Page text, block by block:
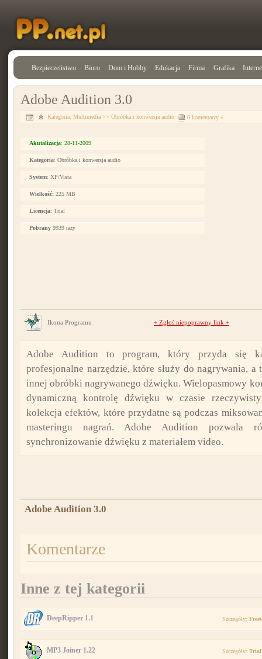
Bezpieczeństwo Biuro Dom i Hobby Edukacja Firma Grafika
Adobe Audition 3.0
Kategoria: Multimedia >> Obróbka i konwersja audio 0 komentarzy »
Akutalizacja: 28-11-2009
Kategoria: Obróbka i konwersja audio
System: XP/Vista
Wielkość: 225 MB
Licencja: Trial
Pobrany 9939 razy
Ikona Programu + Zgłoś niepoprawny link +
Adobe Audition to program, który przyda się
profesjonalne narzędzie, które służy do nagrywania,
innej obróbki nagrywanego dźwięku. Wielopasmowy
dynamiczną kontrolę dźwięku w czasie
kolekcja efektów, które przydatne są podczas
masteringu nagrań. Adobe Audition pozwala
synchronizowanie dźwięku z materiałem video.
Adobe Audition 3.0
Komentarze
Inne z tej kategorii
DeepRipper 1.1 Szczegóły:
MP3 Joiner 1.22 Szczegóły: Trial